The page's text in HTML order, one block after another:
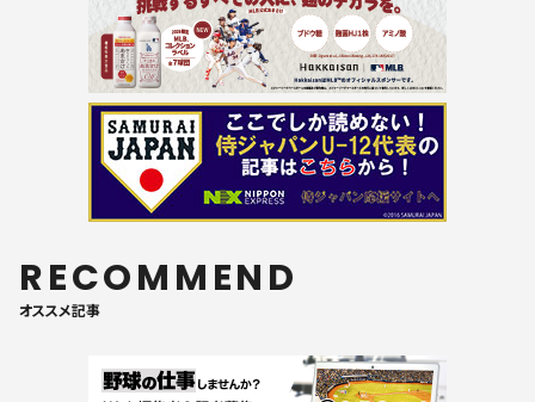
RECOMMEND
オススメ記事